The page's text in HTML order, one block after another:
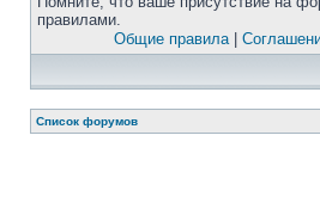
правилами.
Общие правила|
Список форумов